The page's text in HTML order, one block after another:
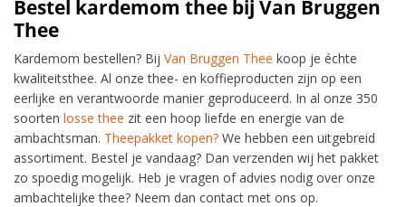
Bestel kardemom thee bij Van Bruggen
Thee
Kardemom bestellen? Bij Van Bruggen Thee koop je échte
kwaliteitsthee. Al onze thee- en koffieproducten zijn op een
eerlijke en verantwoorde manier geproduceerd. In al onze 350
soorten losse thee zit een hoop liefde en energie van de
ambachtsman. Theepakket kopen? We hebben een uitgebreid
assortiment. Bestel je vandaag? Dan verzenden wij het pakket
zo spoedig mogelijk. Heb je vragen of advies nodig over onze
ambachtelijke thee? Neem dan contact met ons op.